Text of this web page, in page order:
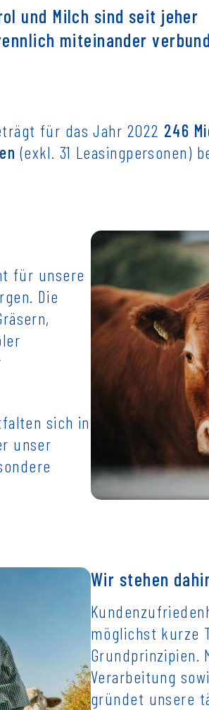
und Milch sind seit jeher
miteinander
für das Jahr 2022 246
(exkl. 31 Leasingpersonen)
für unsere
Die
sich in
unser
Wir stehen
möglichst kurze
Grundprinzipien.
Verarbeitung
gründet unsere